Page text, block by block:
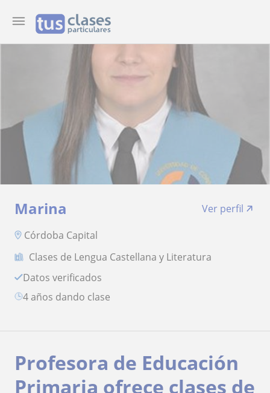
Marina
Ver perfil
Córdoba Capital
Clases de Lengua Castellana y Literatura
Datos verificados
4 años dando clase
Profesora de Educación
Primaria ofrece clases de